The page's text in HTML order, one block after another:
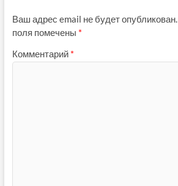
Ваш адрес email не будет опубликован.
поля помечены *
Комментарий *